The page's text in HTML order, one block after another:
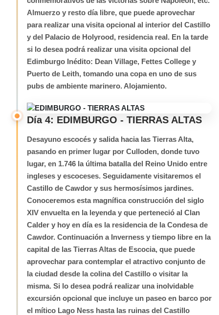
Almuerzo y resto día libre, que puede aprovechar
para realizar una visita opcional al interior del Castillo
y del Palacio de Holyrood, residencia real. En la tarde
si lo desea podrá realizar una visita opcional del
Edimburgo Inédito: Dean Village, Fettes College y
Puerto de Leith, tomando una copa en uno de sus
pubs de ambiente marinero. Alojamiento.
Día 4: EDIMBURGO - TIERRAS ALTAS
Desayuno escocés y salida hacia Ias Tierras Alta,
pasando en primer lugar por Culloden, donde tuvo
lugar, en 1.746 la última batalla del Reino Unido entre
ingleses y escoceses. Seguidamente visitaremos el
Castillo de Cawdor y sus hermosísimos jardines.
Conoceremos esta magnífica construcción del siglo
XIV envuelta en la leyenda y que perteneció al Clan
Calder y hoy en día es la residencia de la Condesa de
Cawdor. Continuación a Inverness y tiempo libre en la
capital de las Tierras Altas de Escocia, que puede
aprovechar para contemplar el atractivo conjunto de
la ciudad desde la colina del Castillo o visitar la
misma. Si lo desea podrá realizar una inolvidable
excursión opcional que incluye un paseo en barco por
el mítico Lago Ness hasta las ruinas del Castillo